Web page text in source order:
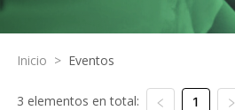
Inicio > Eventos
3 elementos en total: 1